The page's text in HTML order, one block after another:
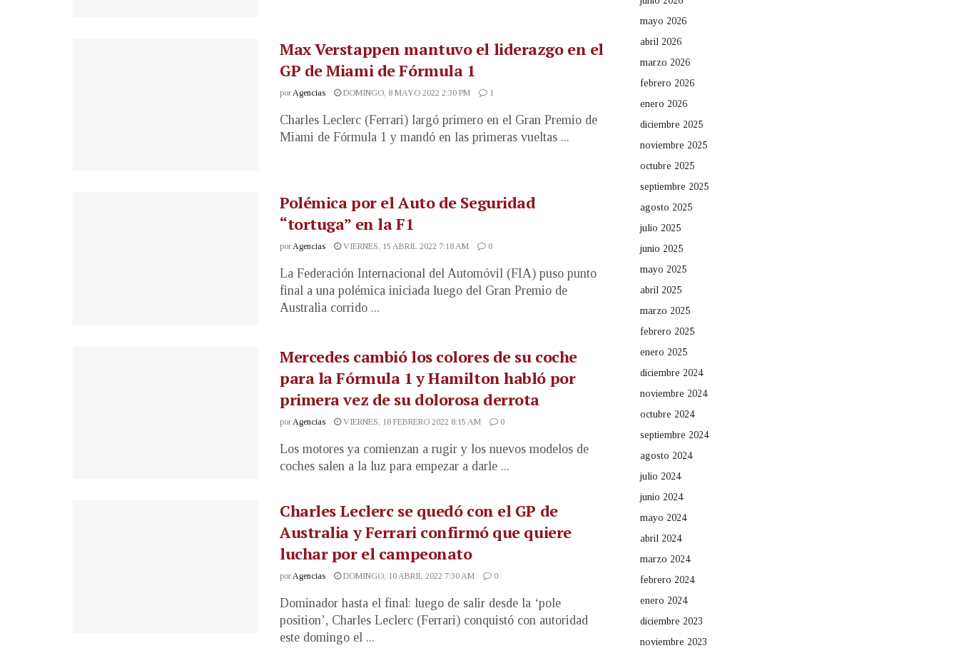
Max Verstappen mantuvo el liderazgo en el
GP de Miami de Fórmula 1
por Agencias DOMINGO, 8 MAYO 2022 2:30 PM 1
Charles Leclerc (Ferrari) largó primero en el Gran Premio de
Miami de Fórmula 1 y mandó en las primeras vueltas ...
Polémica por el Auto de Seguridad
“tortuga” en la F1
porAgencias VIERNES, 15 ABRIL 2022 7:18 AM 0
La Federación Internacional del Automóvil (FIA) puso punto
final a una polémica iniciada luego del Gran Premio de
Australia corrido ...
Mercedes cambió los colores de su coche
para la Fórmula 1 y Hamilton habló por
primera vez de su dolorosa derrota
porAgencias VIERNES, 18 FEBRERO 2022 8:15 AM 0
Los motores ya comienzan a rugir y los nuevos modelos de
coches salen a la luz para empezar a darle ...
Charles Leclerc se quedó con el GP de
Australia y Ferrari confirmó que quiere
luchar por el campeonato
porAgencias DOMINGO, 10 ABRIL 2022 7:30 AM 0
Dominador hasta el final: luego de salir desde la ‘pole
position’, Charles Leclerc (Ferrari) conquistó con autoridad
este domingo el ...
mayo 2026
abril 2026
marzo 2026
febrero 2026
enero 2026
diciembre 2025
noviembre 2025
octubre 2025
septiembre 2025
agosto 2025
julio 2025
junio 2025
mayo 2025
abril 2025
marzo 2025
febrero 2025
enero 2025
diciembre 2024
noviembre 2024
octubre 2024
septiembre 2024
agosto 2024
julio 2024
junio 2024
mayo 2024
abril 2024
marzo 2024
febrero 2024
enero 2024
diciembre 2023
noviembre 2023